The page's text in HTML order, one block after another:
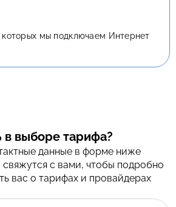
которых мы подключаем Интернет
выборе тарифа?
данные в форме ниже
с вами, чтобы подробно
вас о тарифах и провайдерах